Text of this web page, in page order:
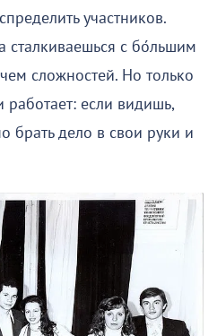
участников.
сталкиваешься с бо́льшим
сложностей. Но только
если видишь,
брать дело в свои руки и